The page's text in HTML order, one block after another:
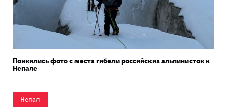
Появились фото с места гибели российских альпинистов в
Непале
Непал